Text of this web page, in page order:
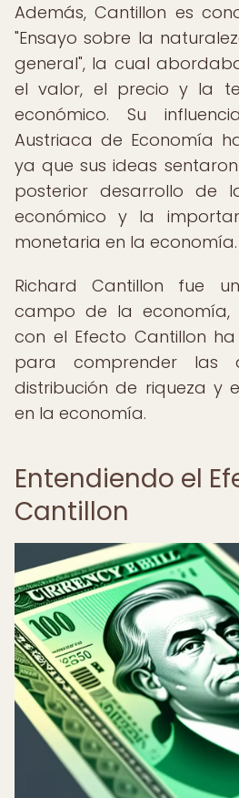
Además, Cantillon es
"Ensayo sobre la
general", la cual
el valor, el precio y la
económico. Su
Austriaca de Economía
ya que sus ideas
posterior desarrollo de
económico y la
monetaria en la economía.
Richard Cantillon fue
campo de la economía,
con el Efecto Cantillon
para comprender las
distribución de riqueza y
en la economía.
Entendiendo el
Cantillon